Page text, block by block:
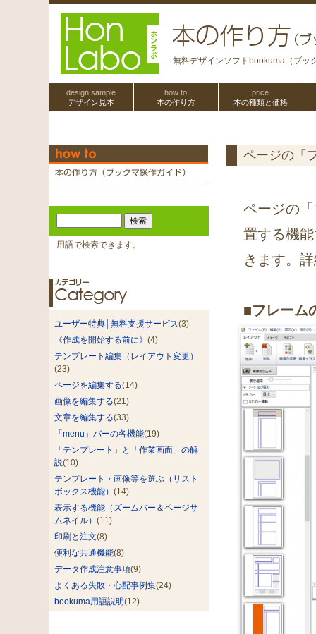
無料デザインソフトbookuma（ブッ
design sample
デザイン見本
how to
本の作り方
price
本の種類と価格
ページの「
ページの
置する機
きます。
■フレーム
用語で検索できます。
ユーザー特典│無料支援サービス(3)
《作成を開始する前に》 (4)
テンプレート編集（レイアウト変更）
(23)
ページを編集する(14)
画像を編集する(21)
文章を編集する(33)
「menu」バーの各機能(19)
「テンプレート」と「作業画面」の解
説(10)
テンプレート・画像等を選ぶ（リスト
ボックス機能） (14)
表示する機能（ズームバー＆ページサ
ムネイル） (11)
印刷と注文(8)
便利な共通機能(8)
データ作成注意事項(9)
よくある失敗・心配事例集(24)
bookuma用語説明(12)